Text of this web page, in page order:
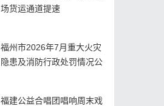
场货运通道提速
福州市2026年7月重大火灾
隐患及消防行政处罚情况公
福建公益合唱团唱响周末戏